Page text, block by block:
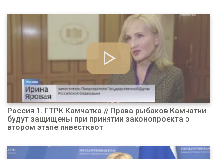
Россия 1. ГТРК Камчатка // Права рыбаков Камчатки
будут защищены при принятии законопроекта о
втором этапе инвестквот